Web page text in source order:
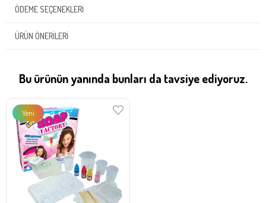
ÖDEME SEÇENEKLERI
ÜRÜN ÖNERILERI
Bu ürünün yanında bunları da tavsiye ediyoruz.
Yeni
Ürün